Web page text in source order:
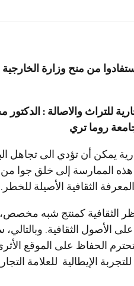
من منح وزارة الخارجية
للتراث والاصالة :
روما تري
يمكن أن تؤدي الى تجاهل
هذه الممارسة إلى خلق جوا
الثقافية الأصيلة للخطر.
الثقافية كمنتج شبه
الأصول الثقافية.
الحفاظ على الموقع
الإيطالية للعلامة